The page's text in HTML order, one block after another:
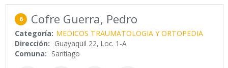
6 Cofre Guerra, Pedro
Categoría: MEDICOS TRAUMATOLOGIA Y ORTOPEDIA
Dirección: Guayaquil 22, Loc. 1-A
Comuna: Santiago